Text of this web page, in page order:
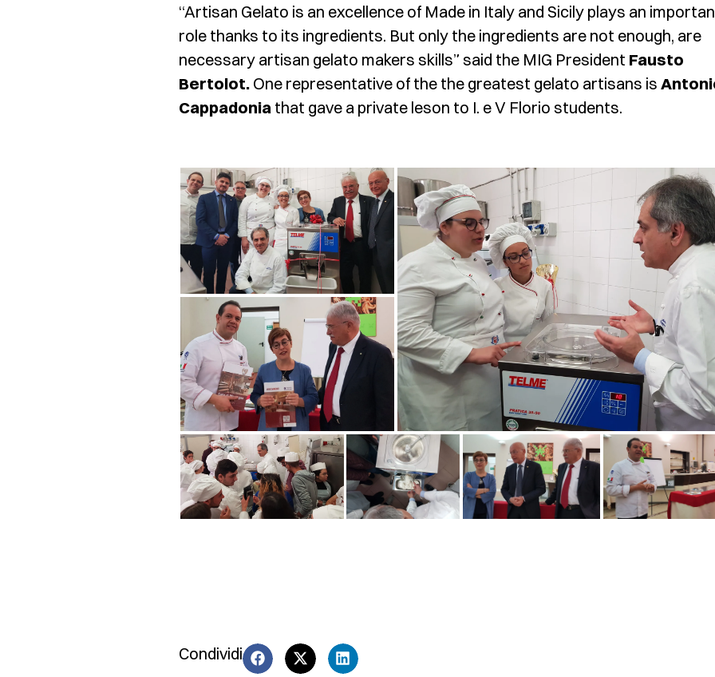
“Artisan Gelato is an excellence of Made in Italy and Sicily plays an
role thanks to its ingredients. But only the ingredients are not enough, are
necessary artisan gelato makers skills” said the MIG President Fausto
Bertolot. One representative of the the greatest gelato artisans is
Cappadonia that gave a private leson to I. e V Florio students.
Condividi